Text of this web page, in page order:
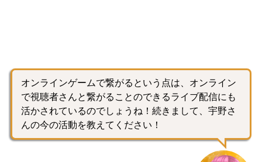
オンラインゲームで繋がるという点は、オンライン
で視聴者さんと繋がることのできるライブ配信にも
活かされているのでしょうね！続きまして、宇野さ
んの今の活動を教えてください！